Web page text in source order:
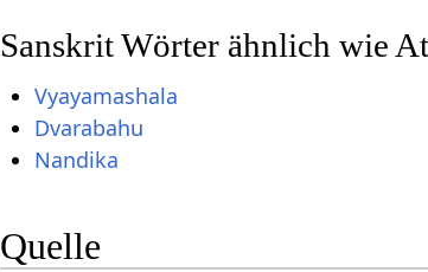
Sanskrit Wörter ähnlich wie
Vyayamashala
Dvarabahu
Nandika
Quelle